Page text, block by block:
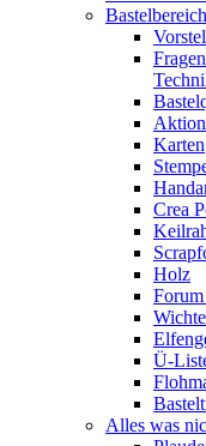
Bastelbereich
Karten
Crea
Holz
Ü-
Alles was